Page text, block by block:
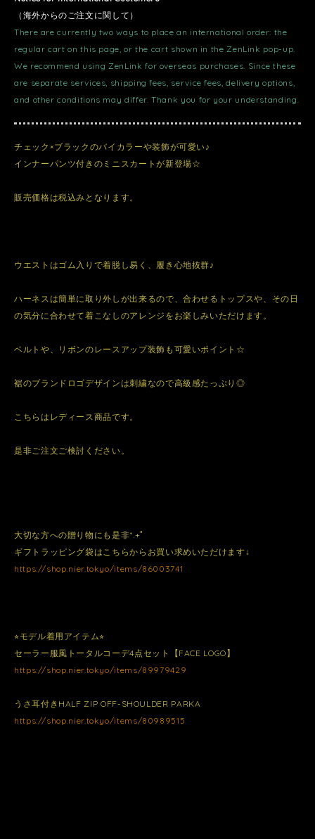
（海外からのご注文に関して）
There are currently two ways to place an international order: the
regular cart on this page, or the cart shown in the ZenLink pop-up.
We recommend using ZenLink for overseas purchases. Since these
are separate services, shipping fees, service fees, delivery options,
and other conditions may differ. Thank you for your understanding.
チェック×ブラックのバイカラーや装飾が可愛い♪
インナーパンツ付きのミニスカートが新登場☆
販売価格は税込みとなります。
ウエストはゴム入りで着脱し易く、履き心地抜群♪
ハーネスは簡単に取り外しが出来るので、合わせるトップスや、その日
の気分に合わせて着こなしのアレンジをお楽しみいただけます。
ベルトや、リボンのレースアップ装飾も可愛いポイント☆
裾のブランドロゴデザインは刺繍なので高級感たっぷり◎
こちらはレディース商品です。
是非ご注文ご検討ください。
大切な方への贈り物にも是非*.+ﾟ
ギフトラッピング袋はこちらからお買い求めいただけます↓
https://shop.nier.tokyo/items/86003741
⭐︎モデル着用アイテム⭐︎
セーラー服風トータルコーデ4点セット【FACE LOGO】
https://shop.nier.tokyo/items/89979429
うさ耳付きHALF ZIP OFF-SHOULDER PARKA
https://shop.nier.tokyo/items/80989515